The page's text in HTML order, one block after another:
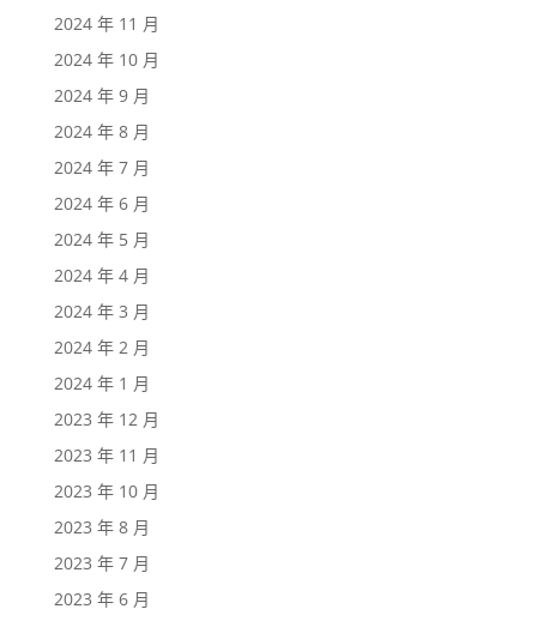
2024 年 11 月
2024 年 10 月
2024 年 9 月
2024 年 8 月
2024 年 7 月
2024 年 6 月
2024 年 5 月
2024 年 4 月
2024 年 3 月
2024 年 2 月
2024 年 1 月
2023 年 12 月
2023 年 11 月
2023 年 10 月
2023 年 8 月
2023 年 7 月
2023 年 6 月